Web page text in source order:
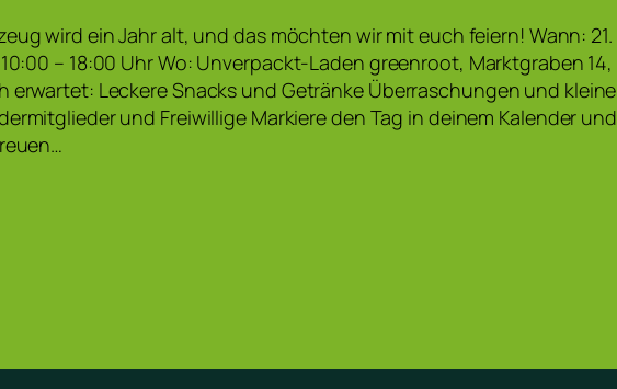
wird ein Jahr alt, und das möchten wir mit euch feiern! Wann: 21.
– 18:00 Uhr Wo: Unverpackt-Laden greenroot, Marktgraben 14,
erwartet: Leckere Snacks und Getränke Überraschungen und kleine
und Freiwillige Markiere den Tag in deinem Kalender und